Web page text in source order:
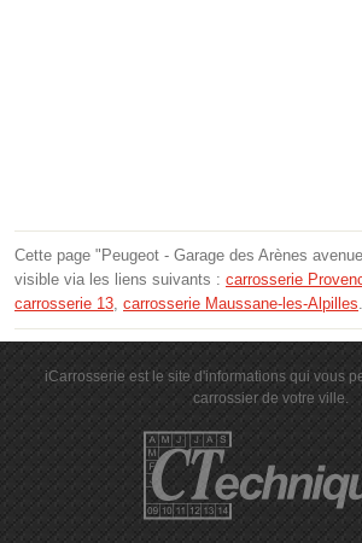
Cette page "Peugeot - Garage des Arènes
visible via les liens suivants : carrosserie
carrosserie 13, carrosserie Maussane-les-Alpilles.
iCarrosserie est le site d'informations qui vous
carrossier de votre ville.